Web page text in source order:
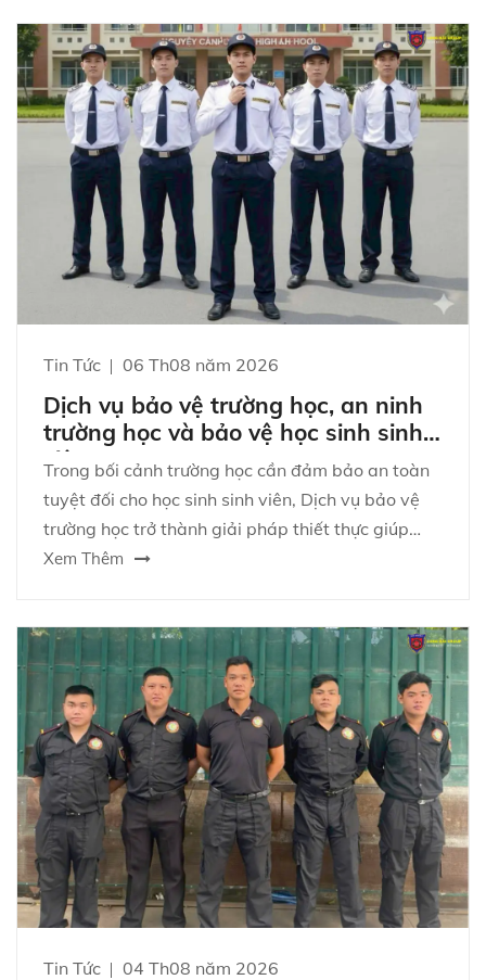
Tin Tức 06 Th08 năm 2026
Dịch vụ bảo vệ trường học, an ninh
trường học và bảo vệ học sinh sinh
viên
Trong bối cảnh trường học cần đảm bảo an toàn
tuyệt đối cho học sinh sinh viên, Dịch vụ bảo vệ
trường học trở thành giải pháp thiết thực giúp
kiểm soát rủi ro, ngăn chặn hành vi xâm nhập trái
Xem Thêm
Tin Tức 04 Th08 năm 2026